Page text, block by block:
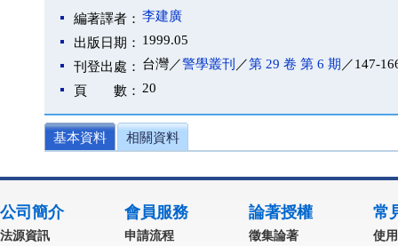
編著譯者： 李建廣
出版日期： 1999.05
刊登出處： 台灣／警學叢刊 ／第 29 卷 第 6 期 ／147-
頁 數： 20
基本資料 相關資料
公司簡介
法源資訊
會員服務
申請流程
論著授權
徵集論著
常
使